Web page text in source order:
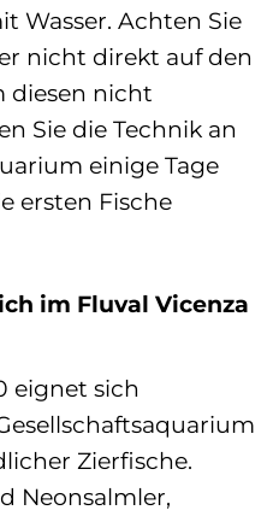
Wasser. Achten Sie
nicht direkt auf den
diesen nicht
Sie die Technik an
einige Tage
ersten Fische
im Fluval Vicenza
eignet sich
Zierfische.
Neonsalmler,